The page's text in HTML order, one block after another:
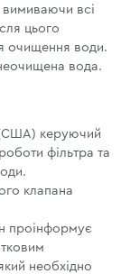
всі
цього
очищення води.
вода.
керуючий
фільтра та
клапана
проінформує
необхідно